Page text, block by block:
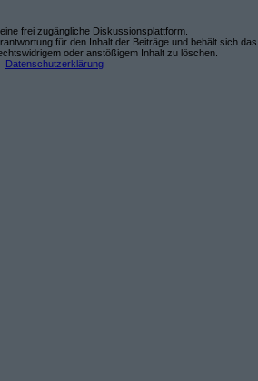
frei zugängliche Diskussionsplattform.
für den Inhalt der Beiträge und behält sich das
oder anstößigem Inhalt zu löschen.
Datenschutzerklärung